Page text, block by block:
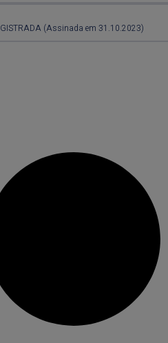
(Assinada em 31.10.2023)